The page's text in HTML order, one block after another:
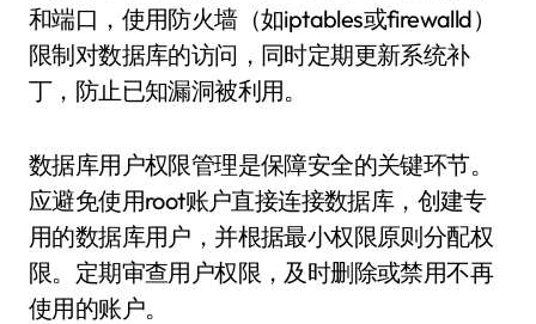
和端口，使用防火墙（如iptables或firewalld）
限制对数据库的访问，同时定期更新系统补
丁，防止已知漏洞被利用。
数据库用户权限管理是保障安全的关键环节。
应避免使用root账户直接连接数据库，创建专
用的数据库用户，并根据最小权限原则分配权
限。定期审查用户权限，及时删除或禁用不再
使用的账户。